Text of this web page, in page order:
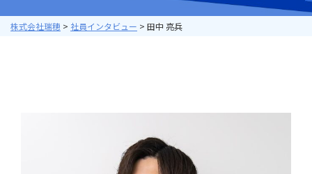
会社概要
環境への取り組み
株式会社瑞穂 > 社員インタビュー > 田中 亮兵